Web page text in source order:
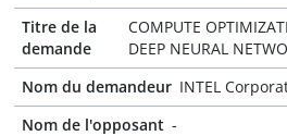
Titre de la
demande
COMPUTE
DEEP NEURAL
Nom du demandeur INTEL
Nom de l'opposant -